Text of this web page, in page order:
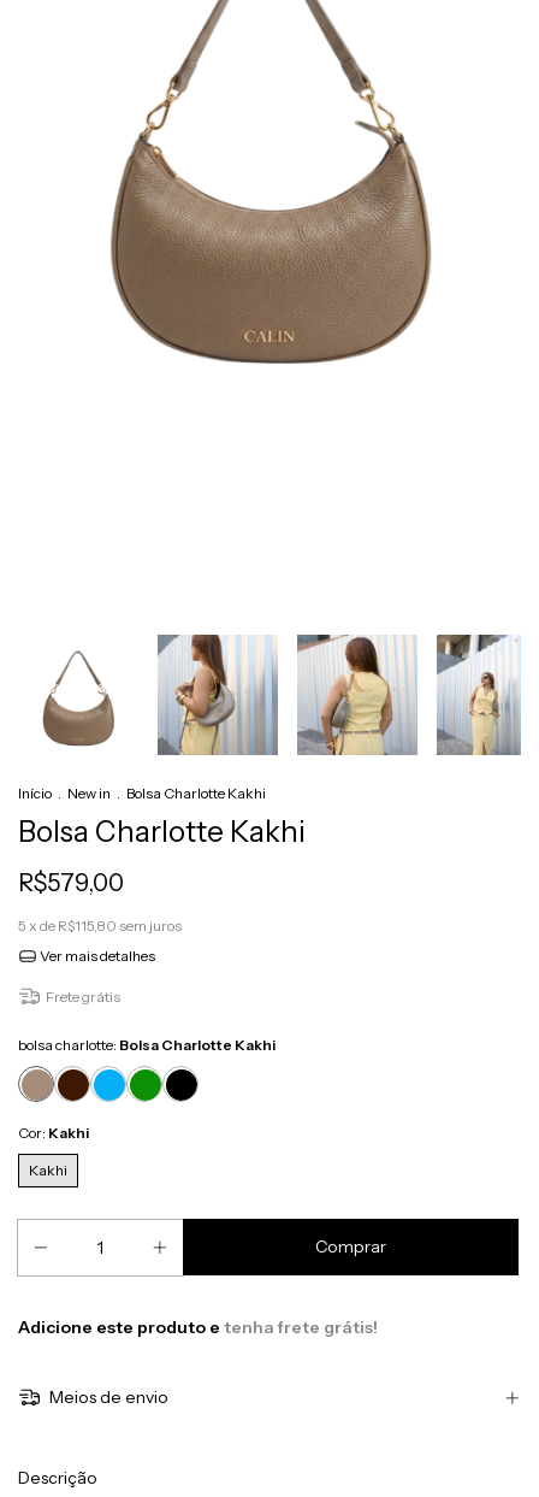
Início . New in . Bolsa Charlotte Kakhi
Bolsa Charlotte Kakhi
R$579,00
5 x de R$115,80 sem juros
Ver mais detalhes
Frete grátis
bolsa charlotte: Bolsa Charlotte Kakhi
Cor: Kakhi
Kakhi
Adicione este produto e tenha frete grátis!
Meios de envio
Descrição